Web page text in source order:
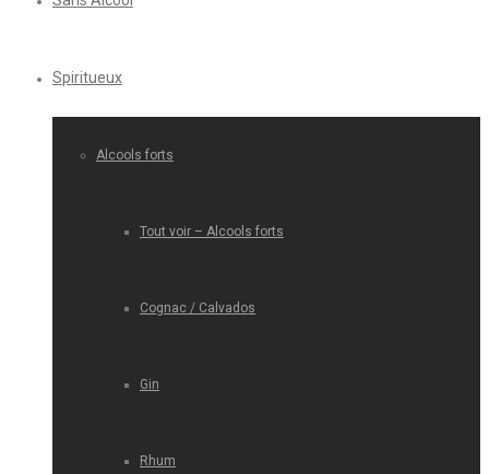
Spiritueux
Alcools forts
Tout voir – Alcools forts
Cognac / Calvados
Gin
Rhum